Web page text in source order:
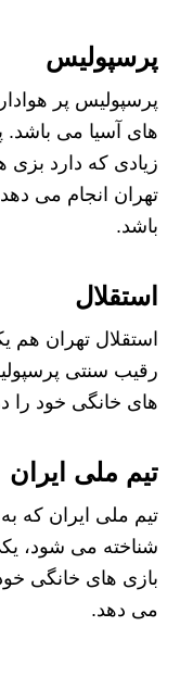
پرسپولیس
پرسپولیس پر
های آسیا می باشد.
زیادی که دارد بزی
تهران انجام می دهد
باشد.
استقلال
استقلال تهران هم
رقیب سنتی
های خانگی خود را
تیم ملی ایران
تیم ملی ایران که
شناخته می شود،
بازی های خانگی
می دهد.